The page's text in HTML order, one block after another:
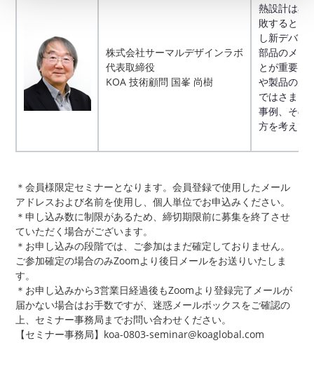
株式会社サーマルデザインラボ
代表取締役
KOA 技術顧問 国峯 尚樹
熱設計は典
敗すると叩
し新デバイ
部品のメリ
とが重要で
や製品の魅
ではさまざ
事例、その
方を考えて
＊会員様限定セミナーとなります。会員登録で使用したメール
アドレスおよび名前を使用し、個人単位でお申込みください。
＊申し込み数に制限があるため、締切期限前に募集を終了させ
ていただく場合がございます。
＊お申し込みの段階では、ご参加はまだ確定しておりません。
ご参加確定の場合のみZoomより後日メールをお送りいたしま
す。
＊お申し込みから3営業日経過後もZoomより登録完了メールが
届かない場合はお手数ですが、迷惑メールボックスをご確認の
上、セミナー事務局までお問い合わせください。
【セミナー事務局】koa-0803-seminar@koaglobal.com